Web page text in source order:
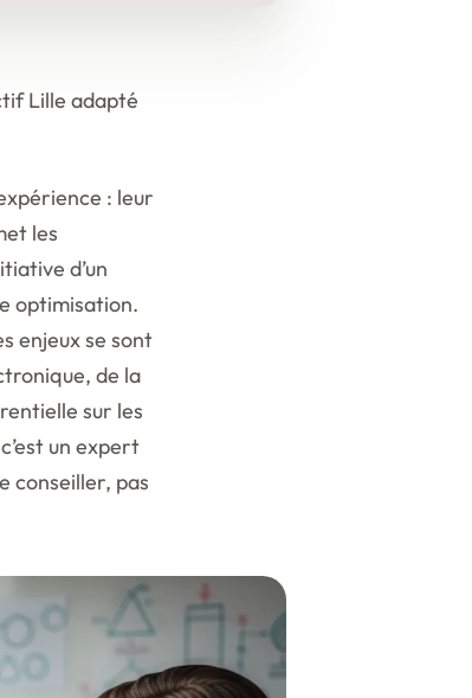
Lille adapté
: leur
les
d’un
optimisation.
enjeux se sont
de la
sur les
un expert
conseiller, pas